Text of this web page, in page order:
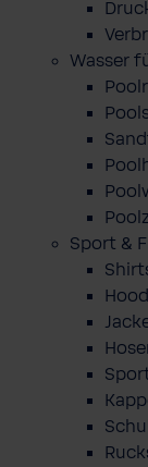
Wasser
Sport &